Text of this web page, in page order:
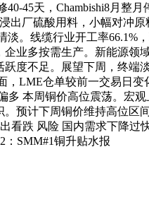
45天，Chambishi8月整月
出厂硫酸用料，小幅对冲
。线缆行业开工率66.1%
业多按需生产。新能源领
度不足。展望下周，终端
LME仓单较前一交易日变
多 本周铜价高位震荡。宏
预计下周铜价维持高位区
看跌 风险 国内需求下降过
：SMM#1铜升贴水报